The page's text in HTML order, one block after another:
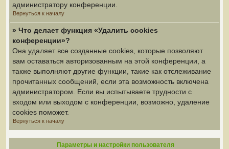
администратору конференции.
Вернуться к началу
» Что делает функция «Удалить cookies
конференции»?
Она удаляет все созданные cookies, которые позволяют
вам оставаться авторизованным на этой конференции, а
также выполняют другие функции, такие как отслеживание
прочитанных сообщений, если эта возможность включена
администратором. Если вы испытываете трудности с
входом или выходом с конференции, возможно, удаление
cookies поможет.
Вернуться к началу
Параметры и настройки пользователя